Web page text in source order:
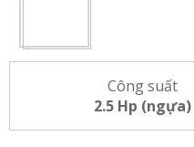
Công suất
2.5 Hp (ngựa)